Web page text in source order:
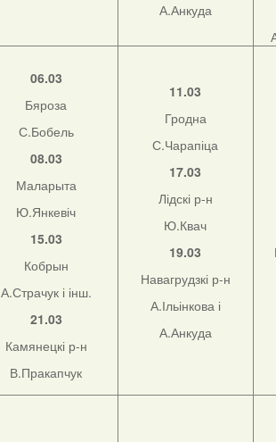
А.Анкуда
06.03
Бяроза
С.Бобель
08.03
Маларыта
Ю.Янкевіч
15.03
Кобрын
А.Страчук і інш.
21.03
Камянецкі р-н
В.Пракапчук
11.03
Гродна
С.Чарапіца
17.03
Лідскі р-н
Ю.Квач
19.03
Навагрудзкі р-н
А.Ільінкова і
А.Анкуда